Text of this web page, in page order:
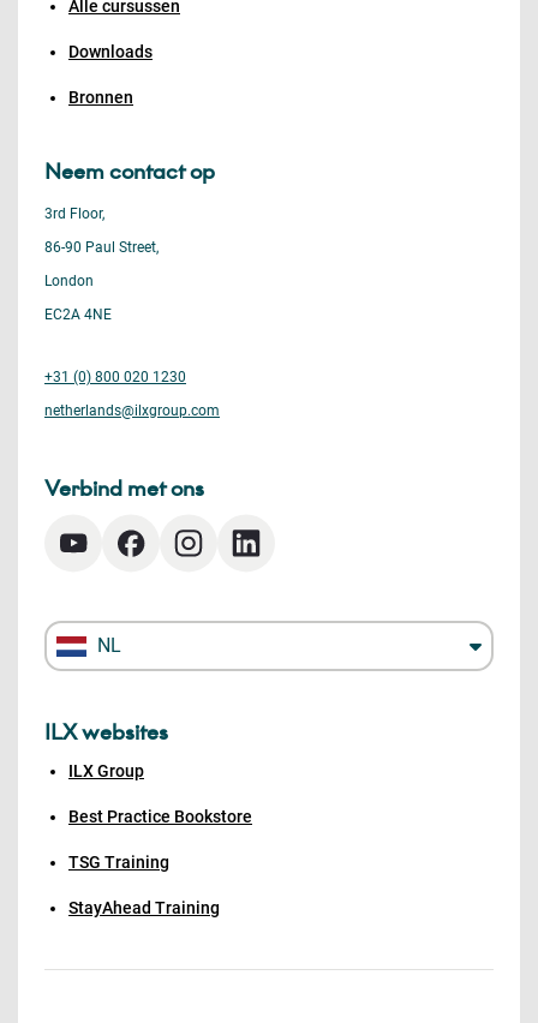
Alle cursussen
Downloads
Bronnen
Neem contact op
3rd Floor,
86-90 Paul Street,
London
EC2A 4NE
+31 (0) 800 020 1230
netherlands@ilxgroup.com
Verbind met ons
NL
ILX websites
ILX Group
Best Practice Bookstore
TSG Training
StayAhead Training